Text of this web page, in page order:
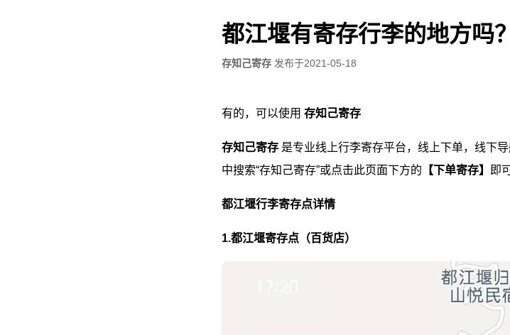
都江堰有寄存行李的地方吗？
存知己寄存 发布于2021-05-18
有的，可以使用 存知己寄存
存知己寄存 是专业线上行李寄存平台，线上下单，线下
中搜索“存知己寄存”或点击此页面下方的 【下单寄存】 即
都江堰行李寄存点详情
1.都江堰寄存点（百货店）